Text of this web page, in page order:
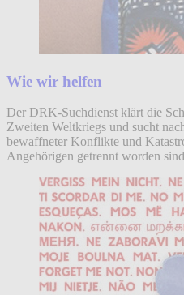
Wie wir helfen
Der DRK-Suchdienst klärt die
Zweiten Weltkriegs und sucht
bewaffneter Konflikte und
Angehörigen getrennt worden